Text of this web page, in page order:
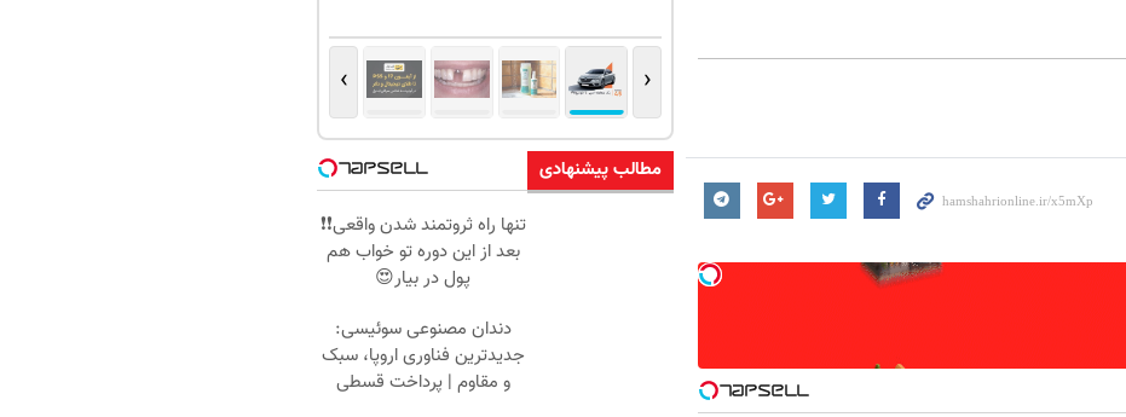
‹
›
مطالب پیشنهادی
تنها راه ثروتمند شدن واقعی❗❗
بعد از این دوره تو خواب هم
پول در بیار😍
دندان مصنوعی سوئیسی:
جدیدترین فناوری اروپا، سبک
و مقاوم | پرداخت قسطی